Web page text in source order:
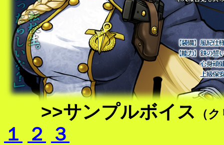
>>サンプルボイス （
１ ２ ３